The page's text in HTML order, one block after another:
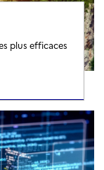
plus efficaces